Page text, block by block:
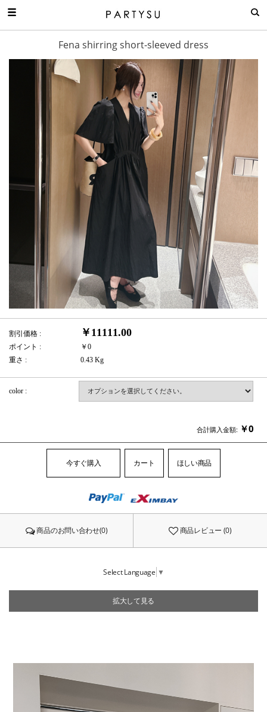
Fena shirring short-sleeved dress
割引価格 : ￥11111.00
ポイント :
￥0
重さ :
0.43 Kg
color :
合計購入金額: ￥0
今すぐ購入 カート ほしい商品
商品のお問い合わせ(0) 商品レビュー (0)
Select Language ▼
拡大して見る